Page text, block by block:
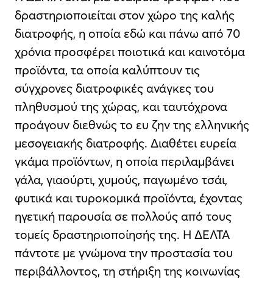
δραστηριοποιείται στον χώρο της καλής
διατροφής, η οποία εδώ και πάνω από 70
χρόνια προσφέρει ποιοτικά και καινοτόμα
προϊόντα, τα οποία καλύπτουν τις
σύγχρονες διατροφικές ανάγκες του
πληθυσμού της χώρας, και ταυτόχρονα
προάγουν διεθνώς το ευ ζην της ελληνικής
μεσογειακής διατροφής. Διαθέτει ευρεία
γκάμα προϊόντων, η οποία περιλαμβάνει
γάλα, γιαούρτι, χυμούς, παγωμένο τσάι,
φυτικά και τυροκομικά προϊόντα, έχοντας
ηγετική παρουσία σε πολλούς από τους
τομείς δραστηριοποίησής της. Η ΔΕΛΤΑ
πάντοτε με γνώμονα την προστασία του
περιβάλλοντος, τη στήριξη της κοινωνίας